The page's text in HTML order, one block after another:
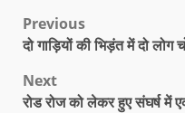
Previous
दो गाड़ियों की भिड़ंत में दो लोग
Next
रोड रोज को लेकर हुए संघर्ष में